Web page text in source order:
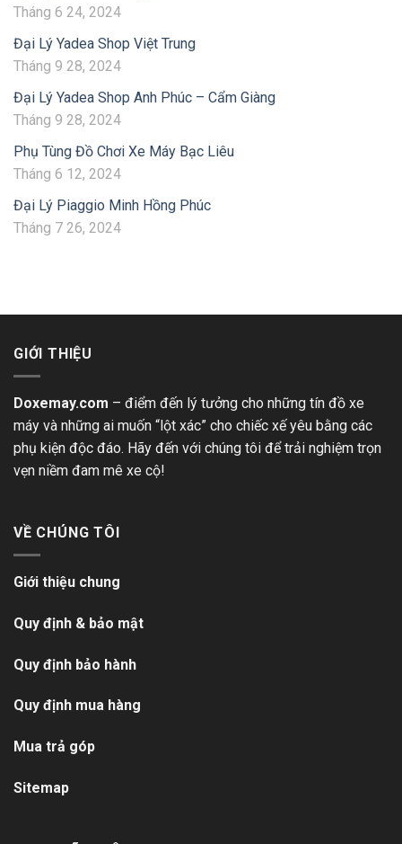
Tháng 6 24, 2024
Đại Lý Yadea Shop Việt Trung
Tháng 9 28, 2024
Đại Lý Yadea Shop Anh Phúc – Cẩm Giàng
Tháng 9 28, 2024
Phụ Tùng Đồ Chơi Xe Máy Bạc Liêu
Tháng 6 12, 2024
Đại Lý Piaggio Minh Hồng Phúc
Tháng 7 26, 2024
GIỚI THIỆU
Doxemay.com – điểm đến lý tưởng cho những tín đồ xe
máy và những ai muốn “lột xác” cho chiếc xế yêu bằng các
phụ kiện độc đáo. Hãy đến với chúng tôi để trải nghiệm trọn
vẹn niềm đam mê xe cộ!
VỀ CHÚNG TÔI
Giới thiệu chung
Quy định & bảo mật
Quy định bảo hành
Quy định mua hàng
Mua trả góp
Sitemap